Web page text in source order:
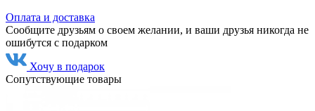
Оплата и доставка
Сообщите друзьям о своем желании, и ваши друзья никогда не
ошибутся с подарком
Хочу в подарок
Сопутствующие товары